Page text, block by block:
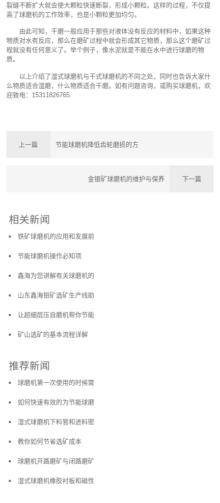
裂缝不断扩大就会使大颗粒快速断裂，形成小颗粒。这样的过程，不仅提
高了球磨机的工作效率，也是小颗粒更加均匀。
由此可知，干磨一般应用于那些对液体没有反应的材料中，如果这种
物质对水有反应，那么在磨矿过程中就会形成其它物质，那么这个磨矿过
程就没有任何意义了。举个例子，像水泥就是不能在水中进行球磨的物
质。
以上介绍了湿式球磨机与干式球磨机的不同之处，同时也告诉大家什
么物质适合湿磨，什么物质适合干磨。如有问题咨询，或购买球磨机，欢
迎致电：15311826765.
上一篇 节能球磨机降低齿轮磨损的方
金银矿球磨机的维护与保养 下一篇
相关新闻
铁矿球磨机的应用和发展前
节能球磨机操作必知项
鑫海为您讲解有关球磨机的
山东鑫海钼矿选矿生产线助
让超细层压自磨机帮你节能
矿山选矿的基本流程详解
推荐新闻
球磨机第一次使用的时候需
如何快速有效的为节能球磨
湿式球磨机下料管和进料密
教你如何节省选矿成本
球磨机开路磨矿与闭路磨矿
湿式球磨机橡胶衬板和磁性